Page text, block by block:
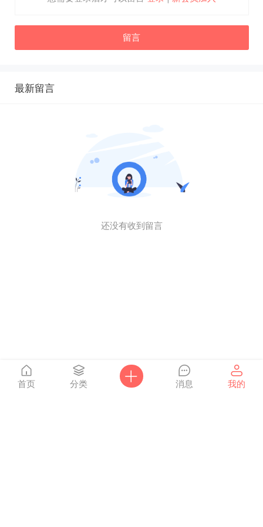
留言
最新留言
还没有收到留言
首页 分类 消息 我的